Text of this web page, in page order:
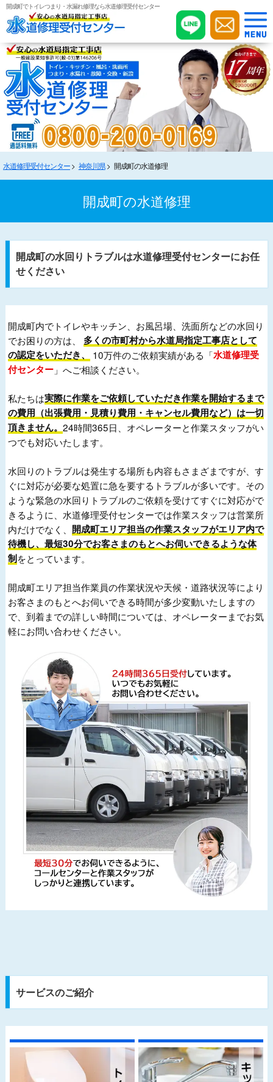
開成町でトイレつまり・水漏れ修理なら水道修理受付センター
水道修理受付センター 神奈川県 開成町の水道修理
開成町の水道修理
開成町の水回りトラブルは水道修理受付センターにお任
せください
開成町内でトイレやキッチン、お風呂場、洗面所などの水回り
でお困りの方は、 多くの市町村から水道局指定工事店として
の認定をいただき、
10万件のご依頼実績がある「水道修理受
付センター 」へご相談ください。
私たちは実際に作業をご依頼していただき作業を開始するまで
の費用（出張費用・見積り費用・キャンセル費用など）は一切
頂きません。24時間365日、オペレーターと作業スタッフがい
つでも対応いたします。
水回りのトラブルは発生する場所も内容もさまざまですが、す
ぐに対応が必要な処置に急を要するトラブルが多いです。その
ような緊急の水回りトラブルのご依頼を受けてすぐに対応がで
きるように、水道修理受付センターでは作業スタッフは営業所
内だけでなく、 開成町エリア担当の作業スタッフがエリア内で
待機し、最短30分でお客さまのもとへお伺いできるような体
制をとっています。
開成町エリア担当作業員の作業状況や天候・道路状況等により
お客さまのもとへお伺いできる時間が多少変動いたしますの
で、到着までの詳しい時間については、オペレーターまでお気
軽にお問い合わせください。
サービスのご紹介